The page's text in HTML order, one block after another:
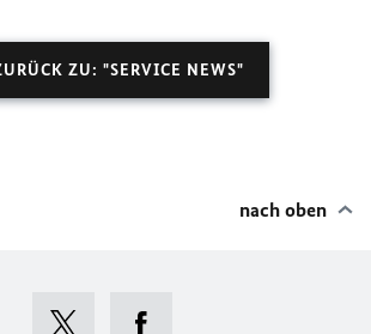
ZU: "SERVICE NEWS"
nach oben